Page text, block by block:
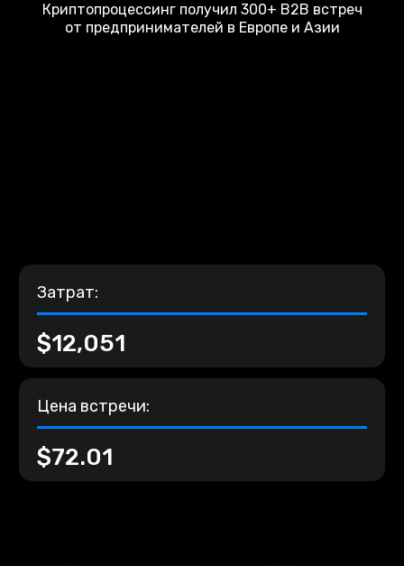
Криптопроцессинг получил 300+ B2B встреч
от предпринимателей в Европе и Азии
Затрат:
$12,051
Цена встречи:
$72.01